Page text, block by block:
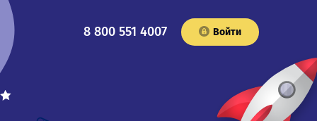
8 800 551 4007 Войти